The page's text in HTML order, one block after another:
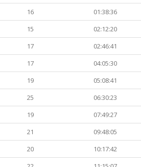
16 01:38:36
15 02:12:20
17 02:46:41
17 04:05:30
19 05:08:41
25 06:30:23
19 07:49:27
21 09:48:05
20 10:17:42